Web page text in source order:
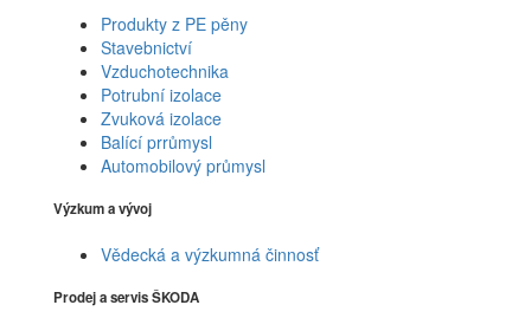
Produkty z PE pěny
Stavebnictví
Vzduchotechnika
Potrubní izolace
Zvuková izolace
Balící prrůmysl
Automobilový průmysl
Výzkum a vývoj
Vědecká a výzkumná činnosť
Prodej a servis ŠKODA